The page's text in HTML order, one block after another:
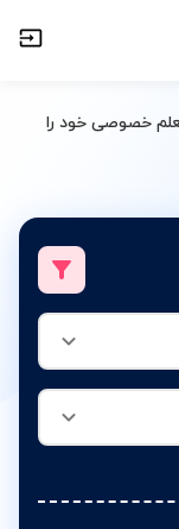
خصوصی خود را